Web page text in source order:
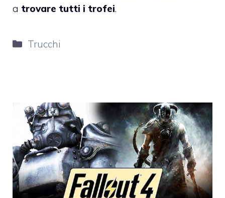
a trovare tutti i trofei.
Categorie
Trucchi